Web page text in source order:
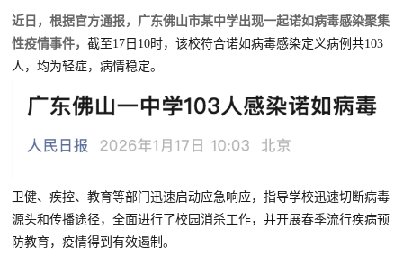
近日，根据官方通报，广东佛山市某中学出现一起诺如病毒感染聚集
性疫情事件，截至17日10时，该校符合诺如病毒感染定义病例共103
人，均为轻症，病情稳定。
卫健、疾控、教育等部门迅速启动应急响应，指导学校迅速切断病毒
源头和传播途径，全面进行了校园消杀工作，并开展春季流行疾病预
防教育，疫情得到有效遏制。